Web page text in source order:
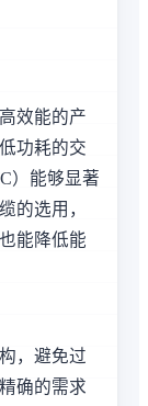
效能的产
功耗的交
）能够显著
的选用，
能降低能
，避免过
确的需求